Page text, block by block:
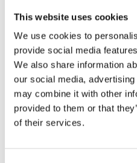
This website uses cookies
We use cookies to
provide social media
We also share information
our social media,
may combine it with other
provided to them or that
of their services.
UA 0
DO 7
Numero di I/O 28